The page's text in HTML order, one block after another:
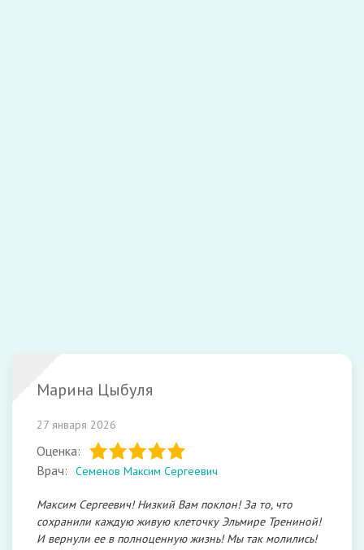
Марина Цыбуля
27 января 2026
Оценка:
Врач:
Семенов Максим Сергеевич
Максим Сергеевич! Низкий Вам поклон! За то, что
сохранили каждую живую клеточку Эльмире Трениной!
И вернули ее в полноценную жизнь! Мы так молились!